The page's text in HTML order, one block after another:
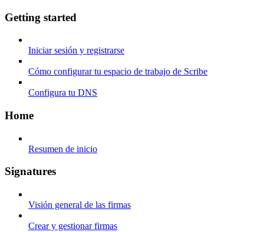
Getting started
Iniciar sesión y registrarse
Cómo configurar tu espacio de trabajo de Scribe
Configura tu DNS
Home
Resumen de inicio
Signatures
Visión general de las firmas
Crear y gestionar firmas